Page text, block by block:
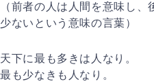
（前者の人は人間を意味し
少ないという意味の言葉）
天下に最も多きは人なり。
最も少なきも人なり。